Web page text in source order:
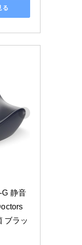
る
G 静音
ブラッ